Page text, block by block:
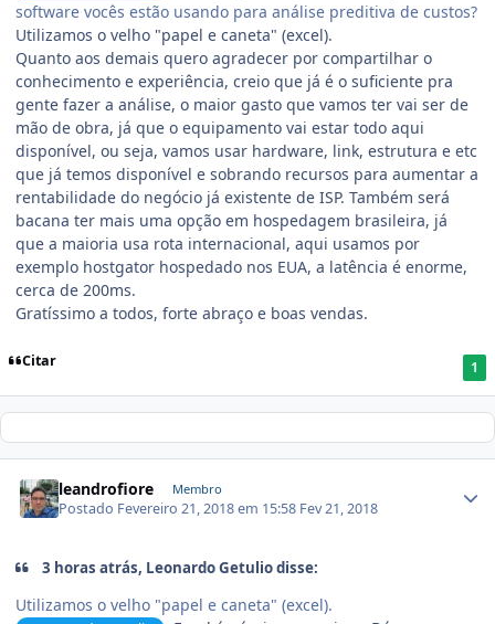
software vocês estão usando para análise preditiva de custos?
Utilizamos o velho "papel e caneta" (excel).
Quanto aos demais quero agradecer por compartilhar o
conhecimento e experiência, creio que já é o suficiente pra
gente fazer a análise, o maior gasto que vamos ter vai ser de
mão de obra, já que o equipamento vai estar todo aqui
disponível, ou seja, vamos usar hardware, link, estrutura e etc
que já temos disponível e sobrando recursos para aumentar a
rentabilidade do negócio já existente de ISP. Também será
bacana ter mais uma opção em hospedagem brasileira, já
que a maioria usa rota internacional, aqui usamos por
exemplo hostgator hospedado nos EUA, a latência é enorme,
cerca de 200ms.
Gratíssimo a todos, forte abraço e boas vendas.
Citar 1
leandrofiore Membro
Postado Fevereiro 21, 2018 em 15:58 Fev 21, 2018
3 horas atrás, Leonardo Getulio disse:
Utilizamos o velho "papel e caneta" (excel).